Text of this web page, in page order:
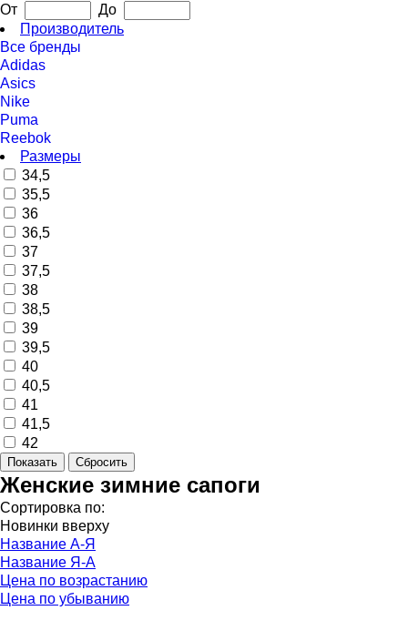
От
До
Производитель
Все бренды
Adidas
Asics
Nike
Puma
Reebok
Размеры
34,5
35,5
36
36,5
37
37,5
38
38,5
39
39,5
40
40,5
41
41,5
42
Женские зимние сапоги
Сортировка по:
Новинки вверху
Название А-Я
Название Я-А
Цена по возрастанию
Цена по убыванию